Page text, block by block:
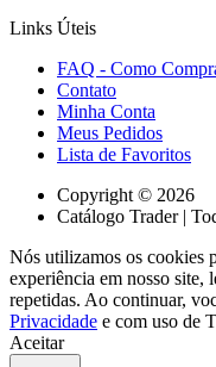
Links Úteis
FAQ - Como
Contato
Minha Conta
Meus Pedidos
Lista de Favoritos
Copyright © 2026
Catálogo Trader |
Nós utilizamos os cookies
experiência em nosso site,
repetidas. Ao continuar,
Privacidade e com uso de
Aceitar